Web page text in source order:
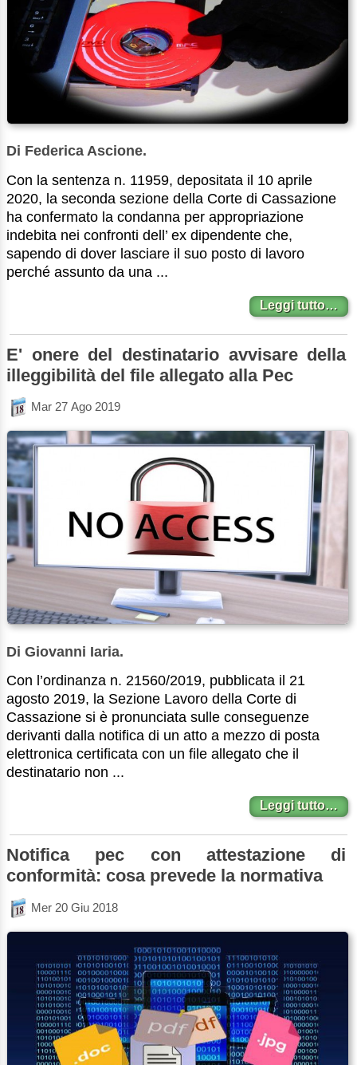
Di Federica Ascione.
Con la sentenza n. 11959, depositata il 10 aprile
2020, la seconda sezione della Corte di Cassazione
ha confermato la condanna per appropriazione
indebita nei confronti dell’ ex dipendente che,
sapendo di dover lasciare il suo posto di lavoro
perché assunto da una ...
Leggi tutto…
E' onere del destinatario avvisare della
illeggibilità del file allegato alla Pec
Mar 27 Ago 2019
Di Giovanni Iaria.
Con l’ordinanza n. 21560/2019, pubblicata il 21
agosto 2019, la Sezione Lavoro della Corte di
Cassazione si è pronunciata sulle conseguenze
derivanti dalla notifica di un atto a mezzo di posta
elettronica certificata con un file allegato che il
destinatario non ...
Leggi tutto…
Notifica pec con attestazione di
conformità: cosa prevede la normativa
Mer 20 Giu 2018